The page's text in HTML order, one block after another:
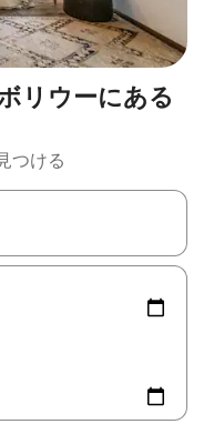
リウーにある
つける
印キーを使って移動するか